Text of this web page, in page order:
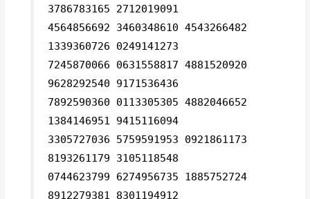
3786783165 2712019091
4564856692 3460348610 4543266482
1339360726 0249141273
7245870066 0631558817 4881520920
9628292540 9171536436
7892590360 0113305305 4882046652
1384146951 9415116094
3305727036 5759591953 0921861173
8193261179 3105118548
0744623799 6274956735 1885752724
8912279381 8301194912